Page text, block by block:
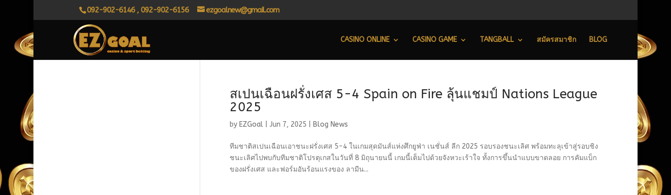
092-902-6146 , 092-902-6156 ezgoalnew@gmail.com
CASINO ONLINE CASINO GAME TANGBALL สมัครสมาชิก BLOG
สเปนเฉือนฝรั่งเศส 5-4 Spain on Fire ลุ้นแชมป์ Nations League
2025
by EZGoal| Jun 7, 2025 Blog News
ทีมชาติสเปนเฉือนเอาชนะฝรั่งเศส 5-4 ในเกมสุดมันส์แห่งศึกยูฟ่า เนชั่นส์ ลีก 2025 รอบรองชนะเลิศ พร้อมทะลุเข้าสู่รอบชิง
ชนะเลิศไปพบกับทีมชาติโปรตุเกสในวันที่ 8 มิถุนายนนี้ เกมนี้เต็มไปด้วยจังหวะเร้าใจ ทั้งการขึ้นนำแบบขาดลอย การคัมแบ็ก
ของฝรั่งเศส และฟอร์มอันร้อนแรงของ ลามีน...